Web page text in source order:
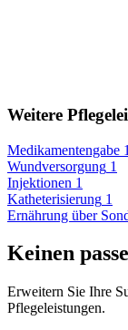
Weitere
Medikamentengabe 1
Wundversorgung 1
Injektionen 1
Katheterisierung 1
Ernährung über
Keinen
Erweitern Sie Ihre
Pflegeleistungen.